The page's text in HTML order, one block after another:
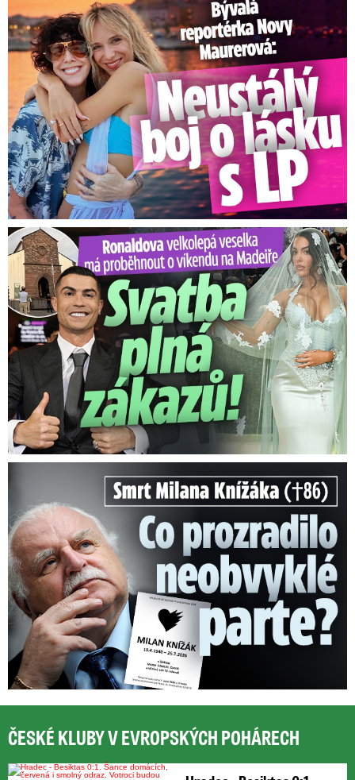
Bývalá reportérka Novy Maurerová: Neustálý boj o lásku s ...
Ronaldova velkolepá veselka na Madeiře: Svatba plná zákazů!
Smrt Milana Knížáka (†86): Co prozradilo neobvyklé parte?
ČESKÉ KLUBY V EVROPSKÝCH POHÁRECH